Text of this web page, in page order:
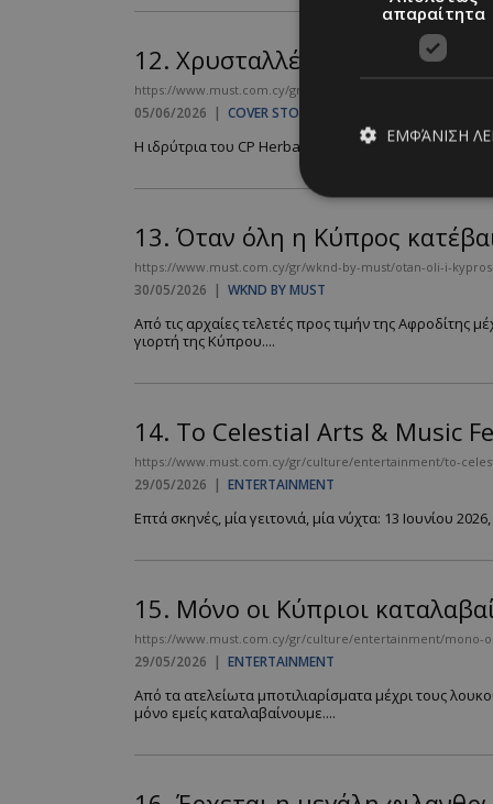
12. Χρυσταλλένα Πουλλή: The
https://www.must.com.cy/gr/cover-story/xristallena-poylli-
05/06/2026 | COVER STORY
Η ιδρύτρια του CP Herbalist μιλά για την πορεία της,
13. Όταν όλη η Κύπρος
https://www.must.com.cy/gr/wknd-by-must/otan-oli-i-
30/05/2026 | WKND BY MUST
Από τις αρχαίες τελετές προς τιμήν της Αφροδίτης
γιορτή της Κύπρου....
14. Το Celestial Arts & Music
https://www.must.com.cy/gr/culture/entertainment/to-
29/05/2026 | ENTERTAINMENT
Επτά σκηνές, μία γειτονιά, μία νύχτα: 13 Ιουνίου
15. Μόνο οι Κύπριοι
https://www.must.com.cy/gr/culture/entertainment/mono-
29/05/2026 | ENTERTAINMENT
Από τα ατελείωτα μποτιλιαρίσματα μέχρι τους
μόνο εμείς καταλαβαίνουμε....
απαραίτητα
ΕΜΦΆΝΙΣΗ
PinToTopCookie